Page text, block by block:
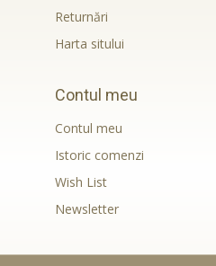
Returnări
Harta sitului
Contul meu
Contul meu
Istoric comenzi
Wish List
Newsletter